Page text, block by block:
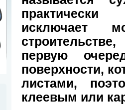
исключает
первую
поверхности,
листами,
клеевым или